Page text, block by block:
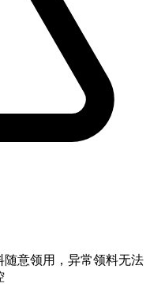
意领用，异常领料无法